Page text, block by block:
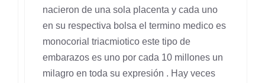
nacieron de una sola placenta y cada uno
en su respectiva bolsa el termino medico es
monocorial triacmiotico este tipo de
embarazos es uno por cada 10 millones un
milagro en toda su expresión . Hay veces